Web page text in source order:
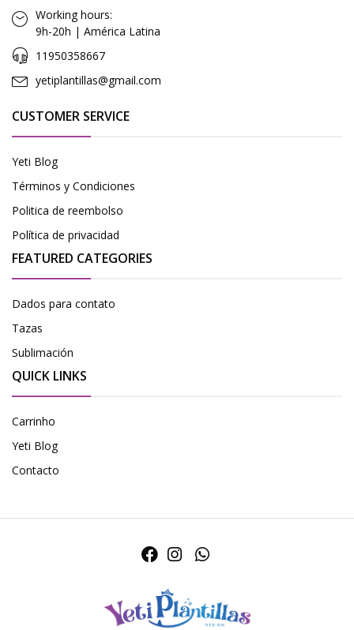
Working hours:
9h-20h | América Latina
11950358667
yetiplantillas@gmail.com
CUSTOMER SERVICE
Yeti Blog
Términos y Condiciones
Politica de reembolso
Política de privacidad
FEATURED CATEGORIES
Dados para contato
Tazas
Sublimación
QUICK LINKS
Carrinho
Yeti Blog
Contacto